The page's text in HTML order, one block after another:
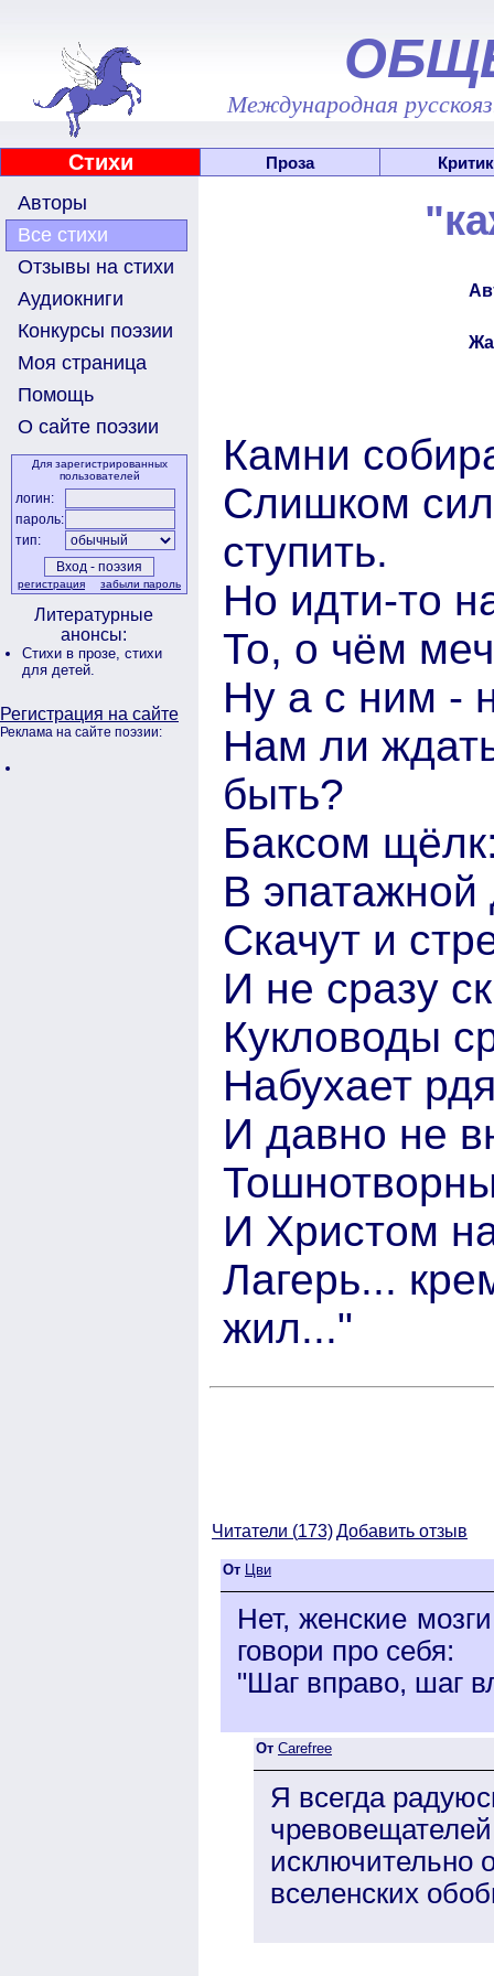
Международная
Стихи Проза
Авторы
Все стихи
Отзывы на стихи
Аудиокниги
Конкурсы поэзии
Моя страница
Помощь
О сайте поэзии
Для зарегистрированных
пользователей
логин:
пароль:
тип:
регистрация забыли пароль
Литературные
анонсы:
Стихи в прозе, стихи
для детей.
Регистрация на сайте
Реклама на сайте поэзии:
Камни
Слишком
ступить.
Но идти-то
То, о чём
Ну а с ним -
Нам ли
быть?
Баксом
В
Скачут и
И не сразу
Кукловоды
Набухает
И давно не
И Христом
Лагерь...
жил..."
Читатели (173)Добавить отзыв
От Цви
Нет, женские
говори про себя:
"Шаг вправо, шаг
От Carefree
Я всегда
исключительно
вселенских